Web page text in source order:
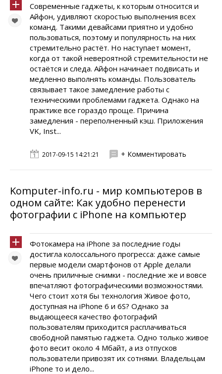
Современные гаджеты, к которым относится и
Айфон, удивляют скоростью выполнения всех
команд. Такими девайсами приятно и удобно
пользоваться, поэтому и популярность на них
стремительно растёт. Но наступает момент,
когда от такой невероятной стремительности не
остаётся и следа. Айфон начинает подвисать и
медленно выполнять команды. Пользователь
связывает такое замедление работы с
техническими проблемами гаджета. Однако на
практике все гораздо проще. Причина
замедления - переполненный кэш. Приложения
VK, Inst...
2017-09-15 14:21:21 + Комментировать
Komputer-info.ru - мир компьютеров в
одном сайте: Как удобно перенести
фотографии с iPhone на компьютер
Фотокамера на iPhone за последние годы
достигла колоссального прогресса: даже самые
первые модели смартфонов от Apple делали
очень приличные снимки - последние же и вовсе
впечатляют фотографическими возможностями.
Чего стоит хотя бы технология Живое фото,
доступная на iPhone 6 и 6S? Однако за
выдающееся качество фотографий
пользователям приходится расплачиваться
свободной памятью гаджета. Одно только живое
фото весит около 4 Мбайт, а из отпусков
пользователи привозят их сотнями. Владельцам
iPhone то и дело...